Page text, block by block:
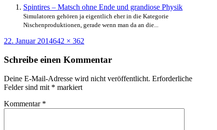
Spintires – Matsch ohne Ende und grandiose Physik
Simulatoren gehören ja eigentlich eher in die Kategorie
Nischenproduktionen, gerade wenn man da an die...
Veröffentlicht
22. Januar 2014Originalgröße
642 × 362
Schreibe einen Kommentar
Deine E-Mail-Adresse wird nicht veröffentlicht. Erforderliche
Felder sind mit * markiert
Kommentar *